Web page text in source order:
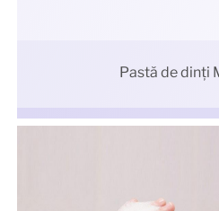
Pastă de dinți